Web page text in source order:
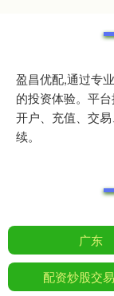
盈昌优配,通过专
的投资体验。平
开户、充值、交
续。
广东
配资炒股交